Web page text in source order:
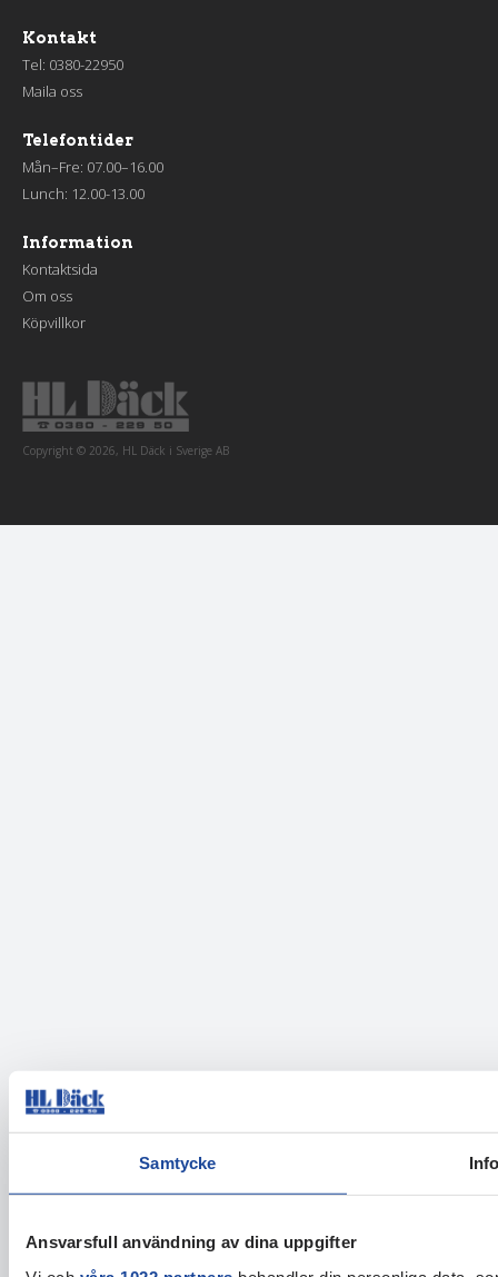
Samtycke
Ansvarsfull användning av dina uppgifter
Kontakt
Tel: 0380-22950
Maila oss
Telefontider
Mån–Fre: 07.00–16.00
Lunch: 12.00-13.00
Information
Kontaktsida
Om oss
Köpvillkor
Copyright © 2026, HL Däck i Sverige AB